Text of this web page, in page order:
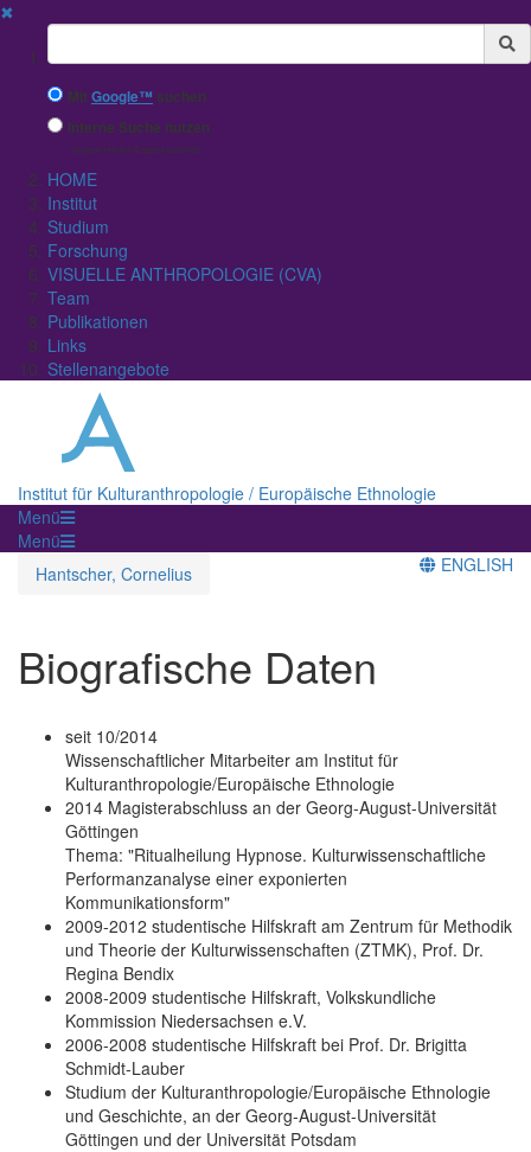
✖
Suchbegriff
MitGoogle™ suchen
Interne Suche nutzen
(eingeschränkte Ergebnisqualität)
HOME
Institut
Studium
Forschung
VISUELLE ANTHROPOLOGIE (CVA)
Team
Publikationen
Links
Stellenangebote
Institut für Kulturanthropologie / Europäische Ethnologie
Menü
Menü
Hantscher, Cornelius
ENGLISH
Biografische Daten
seit 10/2014
Wissenschaftlicher Mitarbeiter am Institut für
Kulturanthropologie/Europäische Ethnologie
2014 Magisterabschluss an der Georg-August-Universität
Göttingen
Thema: "Ritualheilung Hypnose. Kulturwissenschaftliche
Performanzanalyse einer exponierten
Kommunikationsform"
2009-2012 studentische Hilfskraft am Zentrum für Methodik
und Theorie der Kulturwissenschaften (ZTMK), Prof. Dr.
Regina Bendix
2008-2009 studentische Hilfskraft, Volkskundliche
Kommission Niedersachsen e.V.
2006-2008 studentische Hilfskraft bei Prof. Dr. Brigitta
Schmidt-Lauber
Studium der Kulturanthropologie/Europäische Ethnologie
und Geschichte, an der Georg-August-Universität
Göttingen und der Universität Potsdam